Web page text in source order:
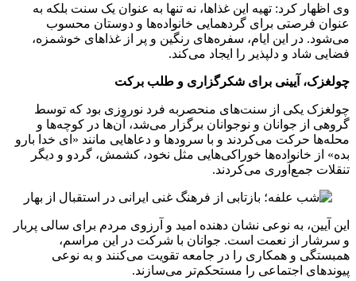
وی اظهار کرد: تهیه این غذاها، نه تنها به عنوان یک سنت بلکه به
عنوان فرصتی برای گردهمایی خانواده‌ها و دوستان محسوب
می‌شود. در این ایام، سفره‌های رنگین و پر از غذاهای خوشمزه،
فضایی شاد و دلپذیر را ایجاد می‌کند.
چولغزک، آیینی برای شکرگزاری و طلب برکت
چولغزک یکی از سنت‌های منحصربه‌ فرد نوروزی بود که توسط
گروهی از جوانان و نوجوانان برگزار می‌شد، آن‌ها در کوچه‌ها و
محله‌ها حرکت می‌کردند و با سرودها و دعاهایی مانند «ای خدا بارو
بده» از خانواده‌ها خوراکی‌هایی مثل نخود، کشمش، گردو و دیگر
تنقلات جمع‌آوری می‌کردند.
این آیین، به نوعی نشان‌ دهنده امید و آرزوی مردم برای سالی پربار
و سرشار از نعمت است. جوانان با شرکت در این مراسم،
همبستگی و همکاری را در جامعه تقویت می‌کنند و به نوعی
پیوندهای اجتماعی را مستحکم‌تر می‌سازند.